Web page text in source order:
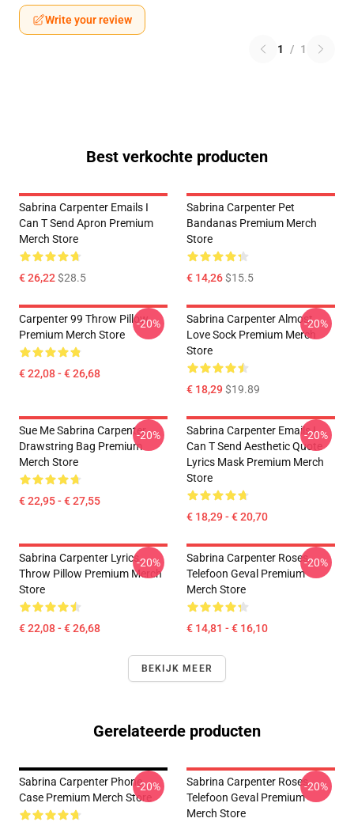
Write your review
1 / 1
Best verkochte producten
Sabrina Carpenter Emails I
Can T Send Apron Premium
Merch Store
€ 26,22$28.5
Sabrina Carpenter Pet
Bandanas Premium Merch
Store
€ 14,26$15.5
Carpenter 99 Throw Pillow
Premium Merch Store
€ 22,08 - € 26,68
-20%
Sabrina Carpenter Almost
Love Sock Premium Merch
Store
€ 18,29$19.89
-20%
Sue Me Sabrina Carpenter
Drawstring Bag Premium
Merch Store
€ 22,95 - € 27,55
-20%
Sabrina Carpenter Emails I
Can T Send Aesthetic Quote
Lyrics Mask Premium Merch
Store
€ 18,29 - € 20,70
-20%
Sabrina Carpenter Lyrics
Throw Pillow Premium Merch
Store
€ 22,08 - € 26,68
-20%
Sabrina Carpenter Roses
Telefoon Geval Premium
Merch Store
€ 14,81 - € 16,10
-20%
BEKIJK MEER
Gerelateerde producten
Sabrina Carpenter Phone
Case Premium Merch Store
-20%
Sabrina Carpenter Roses
Telefoon Geval Premium
Merch Store
-20%